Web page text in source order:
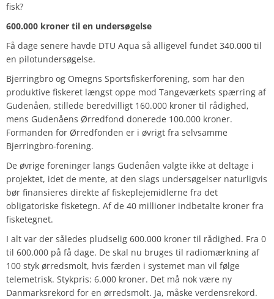
fisk?
600.000 kroner til en undersøgelse
Få dage senere havde DTU Aqua så alligevel fundet 340.000 til
en pilotundersøgelse.
Bjerringbro og Omegns Sportsfiskerforening, som har den
produktive fiskeret længst oppe mod Tangeværkets spærring af
Gudenåen, stillede beredvilligt 160.000 kroner til rådighed,
mens Gudenåens Ørredfond donerede 100.000 kroner.
Formanden for Ørredfonden er i øvrigt fra selvsamme
Bjerringbro-forening.
De øvrige foreninger langs Gudenåen valgte ikke at deltage i
projektet, idet de mente, at den slags undersøgelser naturligvis
bør finansieres direkte af fiskeplejemidlerne fra det
obligatoriske fisketegn. Af de 40 millioner indbetalte kroner fra
fisketegnet.
I alt var der således pludselig 600.000 kroner til rådighed. Fra 0
til 600.000 på få dage. De skal nu bruges til radiomærkning af
100 styk ørredsmolt, hvis færden i systemet man vil følge
telemetrisk. Stykpris: 6.000 kroner. Det må nok være ny
Danmarksrekord for en ørredsmolt. Ja, måske verdensrekord.